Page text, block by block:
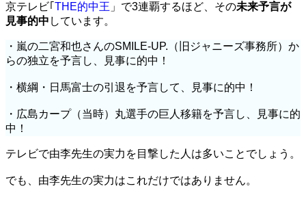
京テレビ｢ THE的中王 」で3連覇するほど、その未来予言が
見事的中 しています。
・嵐の二宮和也さんのSMILE-UP.（旧ジャニーズ事務所）か
らの独立を予言し、見事に的中！
・横綱・日馬富士の引退を予言して、見事に的中！
・広島カープ（当時）丸選手の巨人移籍を予言し、見事に的
中！
テレビで由李先生の実力を目撃した人は多いことでしょう。
でも、由李先生の実力はこれだけではありません。